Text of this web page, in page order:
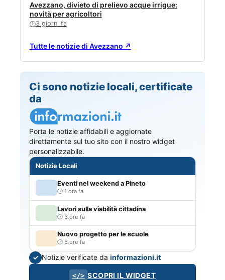
Avezzano, divieto di prelievo acque irrigue:
novità per agricoltori
🕒3 giorni fa
Tutte le notizie di Avezzano ↗
Ci sono notizie locali, certificate
da
Porta le notizie affidabili e aggiornate
direttamente sul tuo sito con il nostro widget
personalizzabile.
Notizie Locali
Eventi nel weekend a Pineto
1 ora fa
Lavori sulla viabilità cittadina
3 ore fa
Nuovo progetto per le scuole
5 ore fa
✓ Notizie verificate dainformazioni.it
</> SCOPRI IL WIDGET